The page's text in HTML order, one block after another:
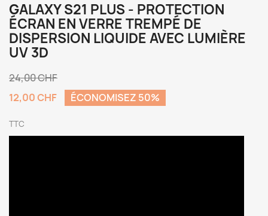
GALAXY S21 PLUS - PROTECTION
ÉCRAN EN VERRE TREMPÉ DE
DISPERSION LIQUIDE AVEC LUMIÈRE
UV 3D
24,00 CHF
12,00 CHF
ÉCONOMISEZ 50%
TTC